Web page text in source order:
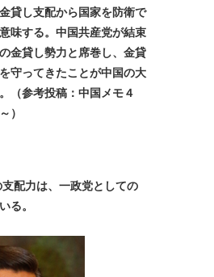
貸し支配から国家を防衛で
味する。中国共産党が結束
金貸し勢力と席巻し、金貸
守ってきたことが中国の大
（参考投稿： 中国メモ４
）
配力は、一政党としての
る。